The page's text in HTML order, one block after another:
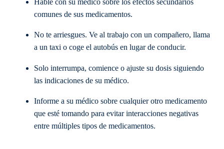
Hable con su médico sobre los efectos secundarios
comunes de sus medicamentos.
No te arriesgues. Ve al trabajo con un compañero, llama
a un taxi o coge el autobús en lugar de conducir.
Solo interrumpa, comience o ajuste su dosis siguiendo
las indicaciones de su médico.
Informe a su médico sobre cualquier otro medicamento
que esté tomando para evitar interacciones negativas
entre múltiples tipos de medicamentos.